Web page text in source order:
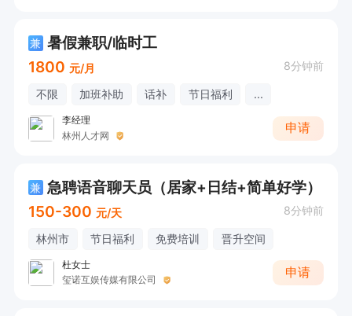
兼 暑假兼职/临时工
1800 元/月 8分钟前
不限 加班补助 话补 节日福利 ...
李经理
林州人才网
申请
兼 急聘语音聊天员（居家+日结+简单好学）
150-300 元/天 8分钟前
林州市 节日福利 免费培训 晋升空间
杜女士
玺诺互娱传媒有限公司
申请